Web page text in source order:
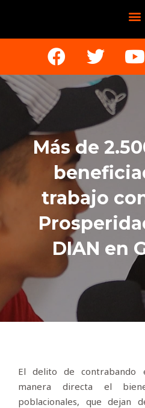
Más de
trabajo
DIAN en
El delito de contrabando
manera directa el
poblacionales, que dejan